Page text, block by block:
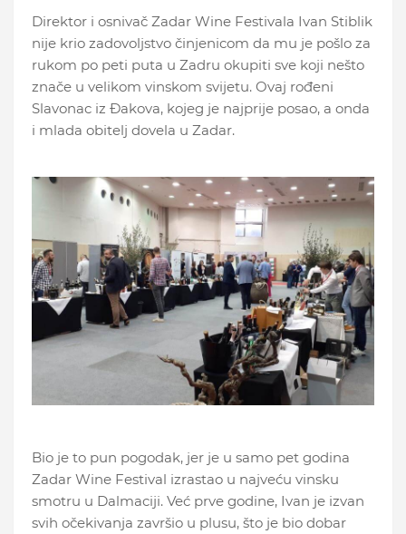
Direktor i osnivač Zadar Wine Festivala Ivan Stiblik
nije krio zadovoljstvo činjenicom da mu je pošlo za
rukom po peti puta u Zadru okupiti sve koji nešto
znače u velikom vinskom svijetu. Ovaj rođeni
Slavonac iz Đakova, kojeg je najprije posao, a onda
i mlada obitelj dovela u Zadar.
Bio je to pun pogodak, jer je u samo pet godina
Zadar Wine Festival izrastao u najveću vinsku
smotru u Dalmaciji. Već prve godine, Ivan je izvan
svih očekivanja završio u plusu, što je bio dobar